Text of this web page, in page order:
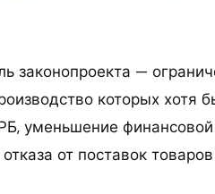
законопроекта —
которых хотя
уменьшение
от поставок